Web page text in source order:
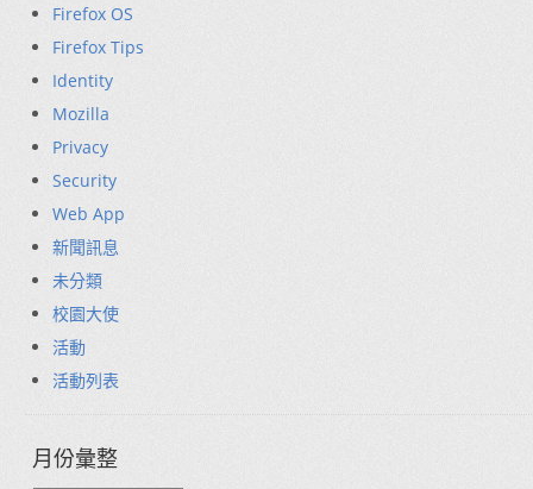
Firefox OS
Firefox Tips
Identity
Mozilla
Privacy
Security
Web App
新聞訊息
未分類
校園大使
活動
活動列表
月份彙整